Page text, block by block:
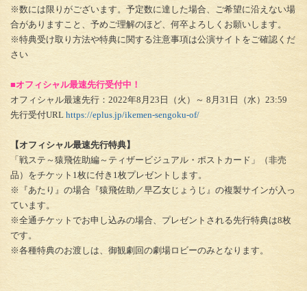
※数には限りがございます。予定数に達した場合、ご希望に沿えない場
合がありますこと、予めご理解のほど、何卒よろしくお願いします。
※特典受け取り方法や特典に関する注意事項は公演サイトをご確認くだ
さい
■オフィシャル最速先行受付中！
オフィシャル最速先行：2022年8月23日（火）～ 8月31日（水）23:59
先行受付URL https://eplus.jp/ikemen-sengoku-of/
【オフィシャル最速先行特典】
「戦ステ～猿飛佐助編～ティザービジュアル・ポストカード」（非売
品）をチケット1枚に付き1枚プレゼントします。
※『あたり』の場合『猿飛佐助／早乙女じょうじ』の複製サインが入っ
ています。
※全通チケットでお申し込みの場合、プレゼントされる先行特典は8枚
です。
※各種特典のお渡しは、御観劇回の劇場ロビーのみとなります。